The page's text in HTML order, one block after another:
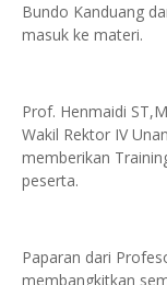
Bundo Kanduang
masuk ke materi.
Prof. Henmaidi
Wakil Rektor IV
memberikan
peserta.
Paparan dari
membangkitkan